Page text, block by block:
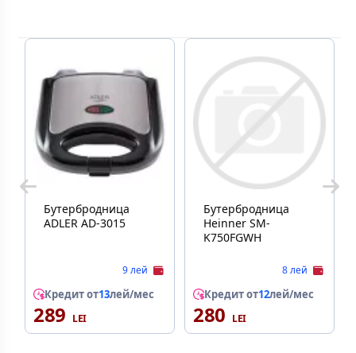
Бутербродница
ADLER AD-3015
9 лей
Кредит от13лей/мес
289
Бутербродница
Heinner SM-
K750FGWH
8 лей
Кредит от12лей/мес
280